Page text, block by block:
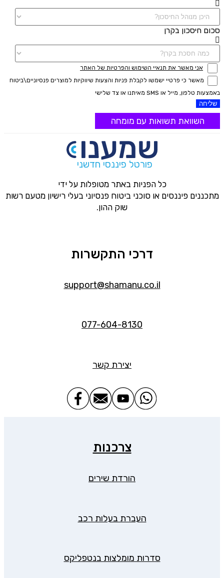
סכום חיסכון בקרן
אני מאשר את תנאיי השימוש והפרטיות של האתר
מאשר כי פרטיי ישמשו לקבלת פניות והצעות שיווקיות למוצרים פנסיוניים\ביטוח
באמצעות טלפון, מייל או SMS מאיתנו או צד שלישי
שליחה
השוואת תשואות עם מומחה
פורטל פיננסי חדשני
כל הפניות באתר מטופלות על ידי
מתכננים פיננסים או סוכני ביטוח פנסיוני בעלי רישיון מטעם רשות
שוק ההון.
דרכי התקשרות
support@shamanu.co.il
077-604-8130
יצירת קשר
צרכנות
הורדת שירים
העברת בעלות רכב
סדרות מומלצות בנטפליקס